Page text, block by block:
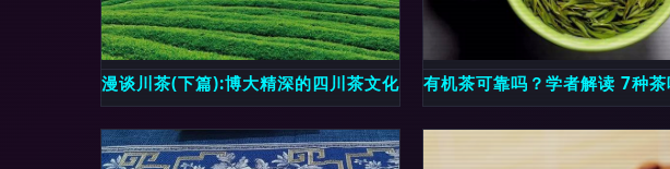
漫谈川茶(下篇):博大精深的四川茶文化——一碗茶里的千古理趣
有机茶可靠吗？学者解读 7种